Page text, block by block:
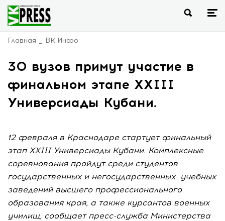
Главная ВК Инфо
30 вузов примут участие в
финальном этапе ХХIII
Универсиады Кубани.
12 февраля в Краснодаре стартует финальный
этап ХХIII Универсиады Кубани. Комплексные
соревнования пройдут среди студентов
государственных и негосударственных учебных
заведений высшего профессионального
образования края, а также курсантов военных
училищ, сообщает пресс-служба Министерства